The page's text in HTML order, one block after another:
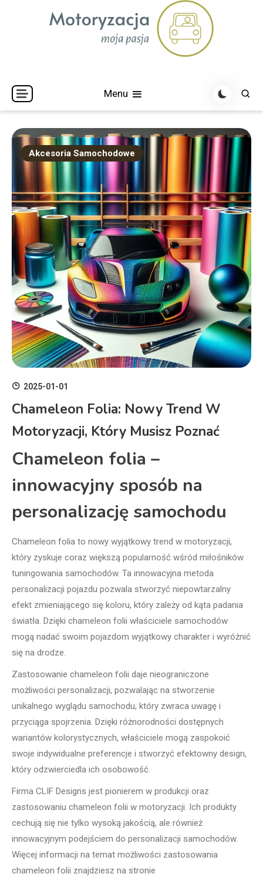
Menu
Akcesoria Samochodowe
2025-01-01
Chameleon Folia: Nowy Trend W
Motoryzacji, Który Musisz Poznać
Chameleon folia –
innowacyjny sposób na
personalizację samochodu
Chameleon folia to nowy wyjątkowy trend w motoryzacji,
który zyskuje coraz większą popularność wśród miłośników
tuningowania samochodów. Ta innowacyjna metoda
personalizacji pojazdu pozwala stworzyć niepowtarzalny
efekt zmieniającego się koloru, który zależy od kąta padania
światła. Dzięki chameleon folii właściciele samochodów
mogą nadać swoim pojazdom wyjątkowy charakter i wyróżnić
się na drodze.
Zastosowanie chameleon folii daje nieograniczone
możliwości personalizacji, pozwalając na stworzenie
unikalnego wyglądu samochodu, który zwraca uwagę i
przyciąga spojrzenia. Dzięki różnorodności dostępnych
wariantów kolorystycznych, właściciele mogą zaspokoić
swoje indywidualne preferencje i stworzyć efektowny design,
który odzwierciedla ich osobowość.
Firma CLIF Designs jest pionierem w produkcji oraz
zastosowaniu chameleon folii w motoryzacji. Ich produkty
cechują się nie tylko wysoką jakością, ale również
innowacyjnym podejściem do personalizacji samochodów.
Więcej informacji na temat możliwości zastosowania
chameleon folii znajdziesz na stronie